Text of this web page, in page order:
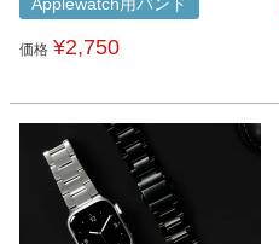
Applewatch用バンド
価格 ¥2,750